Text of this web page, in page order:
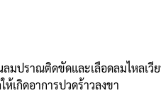
ปราณติดขัดและเลือดลมไหลเวี
เกิดอาการปวดร้าวลงขา